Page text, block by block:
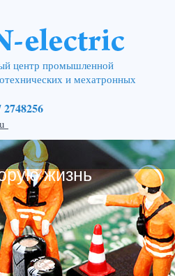
центр промышленной
и мехатронных
2748256
жизнь